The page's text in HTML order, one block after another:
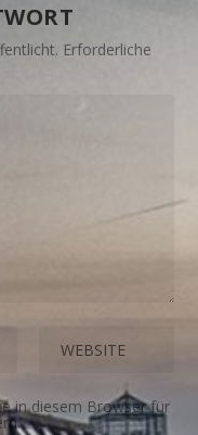
Erforderliche
in diesem Browser für